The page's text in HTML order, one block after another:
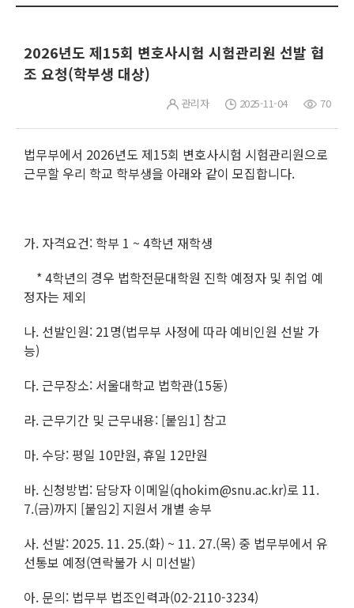
2026년도 제15회 변호사시험 시험관리원 선발 협
조 요청(학부생 대상)
관리자 2025-11-04 70
법무부에서 2026년도 제15회 변호사시험 시험관리원으로
근무할 우리 학교 학부생을 아래와 같이 모집합니다.
가. 자격요건: 학부 1 ~ 4학년 재학생
* 4학년의 경우 법학전문대학원 진학 예정자 및 취업 예
정자는 제외
나. 선발인원: 21명(법무부 사정에 따라 예비인원 선발 가
능)
다. 근무장소: 서울대학교 법학관(15동)
라. 근무기간 및 근무내용: [붙임1] 참고
마. 수당: 평일 10만원, 휴일 12만원
바. 신청방법: 담당자 이메일(qhokim@snu.ac.kr)로 11.
7.(금)까지 [붙임2] 지원서 개별 송부
사. 선발: 2025. 11. 25.(화) ~ 11. 27.(목) 중 법무부에서 유
선통보 예정(연락불가 시 미선발)
아. 문의: 법무부 법조인력과(02-2110-3234)